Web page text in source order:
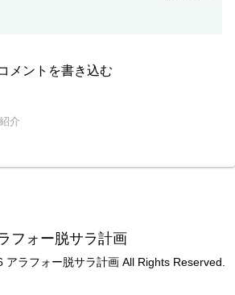
メントを書き込む
介
フォー脱サラ計画
ラフォー脱サラ計画 All Rights Reserved.